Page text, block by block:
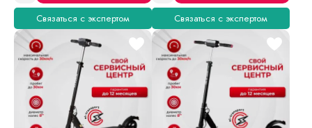
Связаться с экспертом Связаться с экспертом